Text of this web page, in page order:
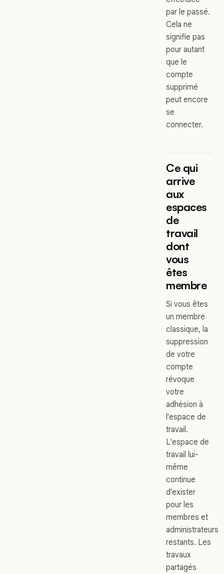
par le passé.
Cela ne
signifie pas
pour autant
que le
compte
supprimé
peut encore
se
connecter.
Ce qui
arrive
aux
espaces
de
travail
dont
vous
êtes
membre
Si vous êtes
un membre
classique, la
suppression
de votre
compte
révoque
votre
adhésion à
l'espace de
travail.
L'espace de
travail lui-
même
continue
d'exister
pour les
membres et
administrateurs
restants. Les
travaux
partagés